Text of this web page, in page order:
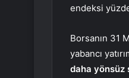
endeksi
Borsanın 31
yabancı
daha yönsüz